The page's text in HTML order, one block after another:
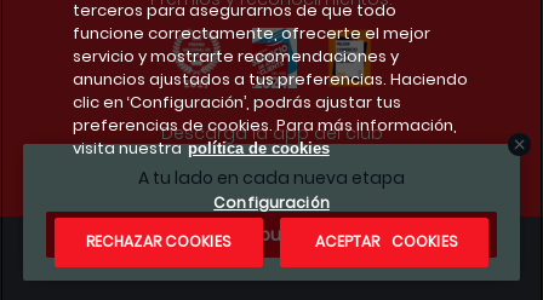
A tu lado en cada nueva etapa
¿Te apuntas?
Descarga la app del club
Condiciones legales
terceros para asegurarnos de que todo
funcione correctamente, ofrecerte el mejor
servicio y mostrarte recomendaciones y
anuncios ajustados a tus preferencias. Haciendo
clic en ‘Configuración’, podrás ajustar tus
preferencias de cookies. Para más información,
visita nuestra política de cookies
Configuración
RECHAZAR COOKIES
ACEPTAR COOKIES